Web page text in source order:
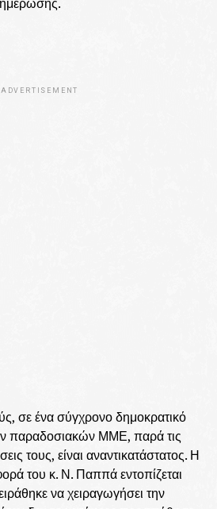
ADVERTISEMENT
σε ένα σύγχρονο δημοκρατικό
παραδοσιακών ΜΜΕ, παρά τις
τους, είναι αναντικατάστατος. Η
του κ. Ν. Παππά εντοπίζεται
να χειραγωγήσει την